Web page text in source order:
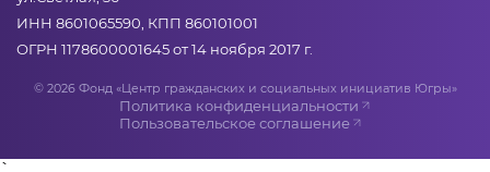
ИНН 8601065590, КПП 860101001
ОГРН 1178600001645 от 14 ноября 2017 г.
© 2026 Фонд «Центр гражданских и социальных инициатив Югры»
Политика конфиденциальности
Пользовательское соглашение